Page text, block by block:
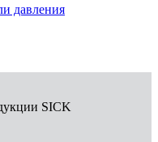
давления
SICK